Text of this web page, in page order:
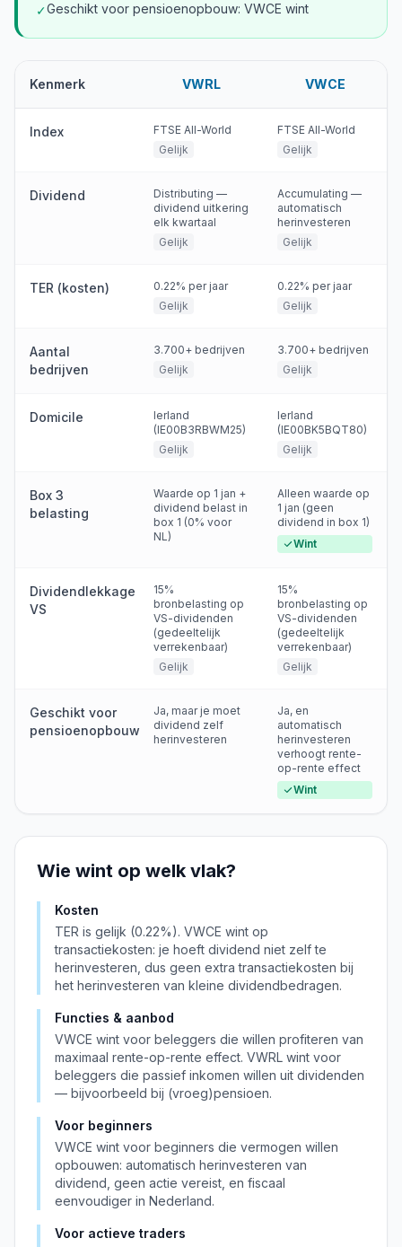
✓Geschikt voor pensioenopbouw: VWCE wint
Kenmerk VWRL VWCE
Index
FTSE All-World
Gelijk
FTSE All-World
Gelijk
Dividend
Distributing —
dividend uitkering
elk kwartaal
Gelijk
Accumulating —
automatisch
herinvesteren
Gelijk
TER (kosten)
0.22% per jaar
Gelijk
0.22% per jaar
Gelijk
Aantal
bedrijven
3.700+ bedrijven
Gelijk
3.700+ bedrijven
Gelijk
Domicile
Ierland
(IE00B3RBWM25)
Gelijk
Ierland
(IE00BK5BQT80)
Gelijk
Box 3
belasting
Waarde op 1 jan +
dividend belast in
box 1 (0% voor
NL)
Alleen waarde op
1 jan (geen
dividend in box 1)
Wint
Dividendlekkage
VS
15%
bronbelasting op
VS-dividenden
(gedeeltelijk
verrekenbaar)
Gelijk
15%
bronbelasting op
VS-dividenden
(gedeeltelijk
verrekenbaar)
Gelijk
Geschikt voor
pensioenopbouw
Ja, maar je moet
dividend zelf
herinvesteren
Ja, en
automatisch
herinvesteren
verhoogt rente-
op-rente effect
Wint
Wie wint op welk vlak?
Kosten
TER is gelijk (0.22%). VWCE wint op
transactiekosten: je hoeft dividend niet zelf te
herinvesteren, dus geen extra transactiekosten bij
het herinvesteren van kleine dividendbedragen.
Functies & aanbod
VWCE wint voor beleggers die willen profiteren van
maximaal rente-op-rente effect. VWRL wint voor
beleggers die passief inkomen willen uit dividenden
— bijvoorbeeld bij (vroeg)pensioen.
Voor beginners
VWCE wint voor beginners die vermogen willen
opbouwen: automatisch herinvesteren van
dividend, geen actie vereist, en fiscaal
eenvoudiger in Nederland.
Voor actieve traders